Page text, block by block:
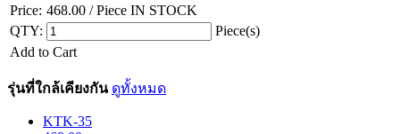
Price: 468.00 / Piece IN STOCK
QTY:
Piece(s)
Add to Cart
รุ่นที่ใกล้เคียงกัน ดูทั้งหมด
KTK-35